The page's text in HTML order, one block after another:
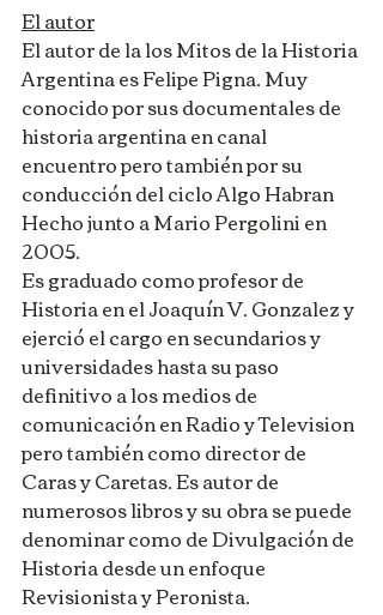
El autor
El autor de la los Mitos de la Historia
Argentina es Felipe Pigna. Muy
conocido por sus documentales de
historia argentina en canal
encuentro pero también por su
conducción del ciclo Algo Habran
Hecho junto a Mario Pergolini en
2005.
Es graduado como profesor de
Historia en el Joaquín V. Gonzalez y
ejerció el cargo en secundarios y
universidades hasta su paso
definitivo a los medios de
comunicación en Radio y Television
pero también como director de
Caras y Caretas. Es autor de
numerosos libros y su obra se puede
denominar como de Divulgación de
Historia desde un enfoque
Revisionista y Peronista.